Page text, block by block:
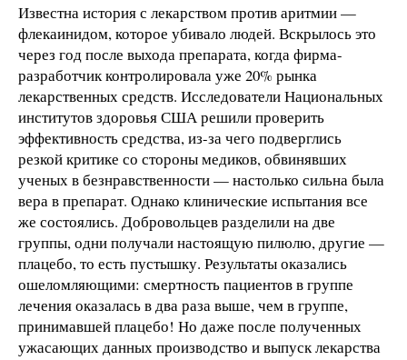
Известна история с лекарством против аритмии —
флекаинидом, которое убивало людей. Вскрылось это
через год после выхода препарата, когда фирма-
разработчик контролировала уже 20% рынка
лекарственных средств. Исследователи Национальных
институтов здоровья США решили проверить
эффективность средства, из-за чего подверглись
резкой критике со стороны медиков, обвинявших
ученых в безнравственности — настолько сильна была
вера в препарат. Однако клинические испытания все
же состоялись. Добровольцев разделили на две
группы, одни получали настоящую пилюлю, другие —
плацебо, то есть пустышку. Результаты оказались
ошеломляющими: смертность пациентов в группе
лечения оказалась в два раза выше, чем в группе,
принимавшей плацебо! Но даже после полученных
ужасающих данных производство и выпуск лекарства